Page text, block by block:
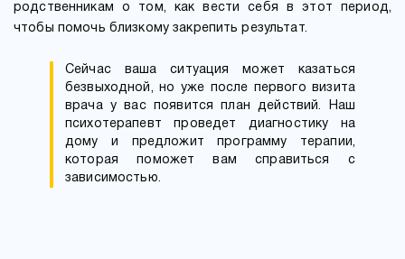
родственникам о том, как вести себя в этот период,
чтобы помочь близкому закрепить результат.
Сейчас ваша ситуация может казаться
безвыходной, но уже после первого визита
врача у вас появится план действий. Наш
психотерапевт проведет диагностику на
дому и предложит программу терапии,
которая поможет вам справиться с
зависимостью.